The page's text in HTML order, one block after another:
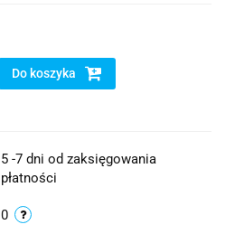
Do koszyka
5 -7 dni od zaksięgowania
płatności
0